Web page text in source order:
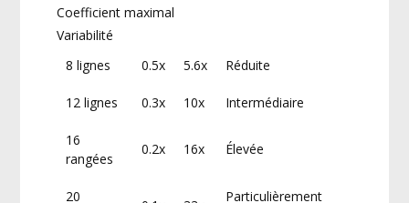
Coefficient maximal
Variabilité
8 lignes
0.5x 5.6x Réduite
12 lignes 0.3x 10x Intermédiaire
16
rangées
0.2x 16x Élevée
20
Particulièrement